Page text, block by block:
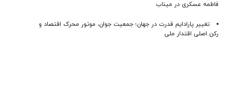
فاطمه عسکری در میناب
تغییر پارادایم قدرت در جهان؛ جمعیت جوان، موتور محرک اقتصاد و
رکن اصلی اقتدار ملی